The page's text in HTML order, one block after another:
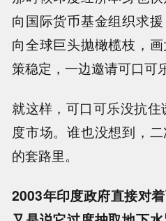
向国际货币基金组织求
向全球巨头抛橄榄枝，
策稳定，一边邀请可口可
就这样，可口可乐没抗
度市场。谁也没想到，
的套路里。
2003年印度政府直接对